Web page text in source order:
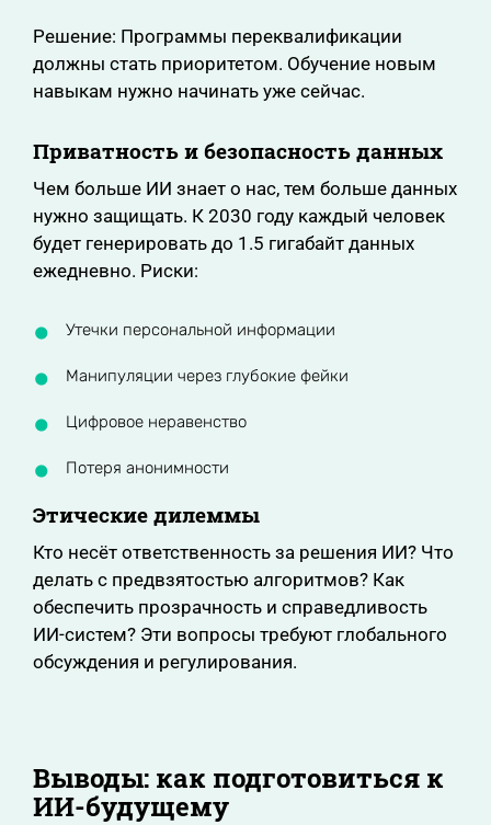
Решение: Программы переквалификации
должны стать приоритетом. Обучение новым
навыкам нужно начинать уже сейчас.
Приватность и безопасность данных
Чем больше ИИ знает о нас, тем больше данных
нужно защищать. К 2030 году каждый человек
будет генерировать до 1.5 гигабайт данных
ежедневно. Риски:
Утечки персональной информации
Манипуляции через глубокие фейки
Цифровое неравенство
Потеря анонимности
Этические дилеммы
Кто несёт ответственность за решения ИИ? Что
делать с предвзятостью алгоритмов? Как
обеспечить прозрачность и справедливость
ИИ-систем? Эти вопросы требуют глобального
обсуждения и регулирования.
Выводы: как подготовиться к
ИИ-будущему